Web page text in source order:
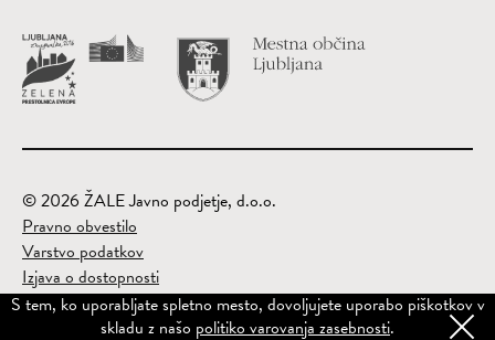
S tem, ko uporabljate spletno mesto, dovoljujete uporabo piškotkov v
skladu z našo politiko varovanja zasebnosti.
© 2026 ŽALE Javno podjetje, d.o.o.
Pravno obvestilo
Varstvo podatkov
Izjava o dostopnosti
Kazalo